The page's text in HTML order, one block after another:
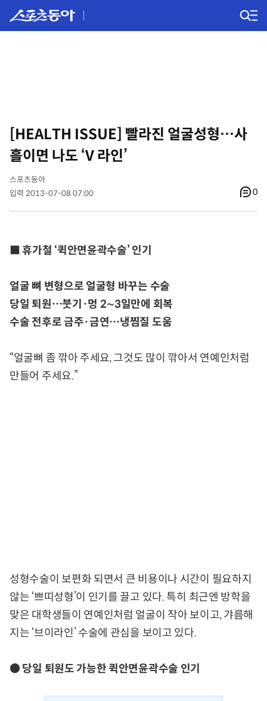
[HEALTH ISSUE] 빨라진 얼굴성형…사
흘이면 나도 ‘V 라인’
스포츠동아
입력 2013-07-08 07:00
0
■ 휴가철 ‘퀵안면윤곽수술’ 인기
얼굴 뼈 변형으로 얼굴형 바꾸는 수술
당일 퇴원…붓기·멍 2∼3일만에 회복
수술 전후로 금주·금연…냉찜질 도움
“얼굴뼈 좀 깎아 주세요, 그것도 많이 깎아서 연예인처럼
만들어 주세요.”
성형수술이 보편화 되면서 큰 비용이나 시간이 필요하지
않는 ‘쁘띠성형’이 인기를 끌고 있다. 특히 최근엔 방학을
맞은 대학생들이 연예인처럼 얼굴이 작아 보이고, 갸름해
지는 ‘브이라인’ 수술에 관심을 보이고 있다.
● 당일 퇴원도 가능한 퀵안면윤곽수술 인기